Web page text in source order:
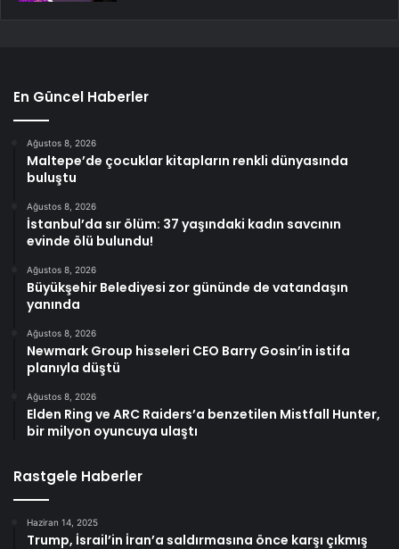
En Güncel Haberler
Ağustos 8, 2026
Maltepe’de çocuklar kitapların renkli dünyasında
buluştu
Ağustos 8, 2026
İstanbul’da sır ölüm: 37 yaşındaki kadın savcının
evinde ölü bulundu!
Ağustos 8, 2026
Büyükşehir Belediyesi zor gününde de vatandaşın
yanında
Ağustos 8, 2026
Newmark Group hisseleri CEO Barry Gosin’in istifa
planıyla düştü
Ağustos 8, 2026
Elden Ring ve ARC Raiders’a benzetilen Mistfall Hunter,
bir milyon oyuncuya ulaştı
Rastgele Haberler
Haziran 14, 2025
Trump, İsrail’in İran’a saldırmasına önce karşı çıkmış